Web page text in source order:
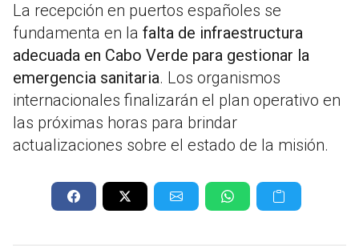
La recepción en puertos españoles se
fundamenta en la falta de infraestructura
adecuada en Cabo Verde para gestionar la
emergencia sanitaria. Los organismos
internacionales finalizarán el plan operativo en
las próximas horas para brindar
actualizaciones sobre el estado de la misión.